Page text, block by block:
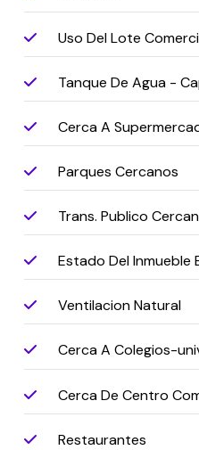
Uso Del Lote
Tanque De Agua -
Cerca A
Parques Cercanos
Trans. Publico
Estado Del Inmueble
Ventilacion Natural
Cerca A Colegios-
Cerca De Centro
Restaurantes